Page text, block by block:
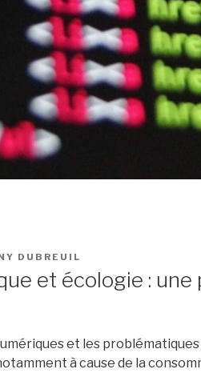
DUBREUIL
et écologie : une
et les
à cause de la